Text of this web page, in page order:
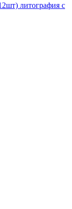
литография с